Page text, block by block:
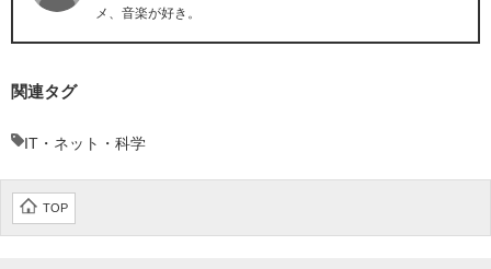
メ、音楽が好き。
関連タグ
IT・ネット・科学
TOP